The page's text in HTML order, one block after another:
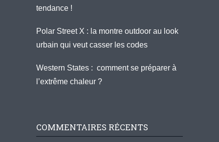
tendance !
Polar Street X : la montre outdoor au look
urbain qui veut casser les codes
Western States : comment se préparer à
l’extrême chaleur ?
COMMENTAIRES RÉCENTS